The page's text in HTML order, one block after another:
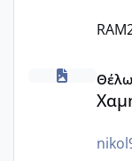
Χαμηλή άμη